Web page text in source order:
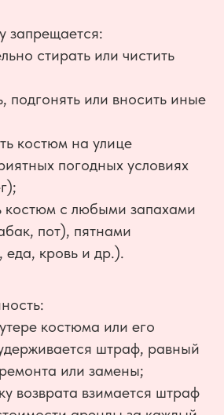
запрещается:
стирать или чистить
подгонять или вносить иные
костюм на улице
погодных условиях
костюм с любыми запахами
пот), пятнами
еда, кровь и др.).
костюма или его
штраф, равный
или замены;
возврата взимается штраф